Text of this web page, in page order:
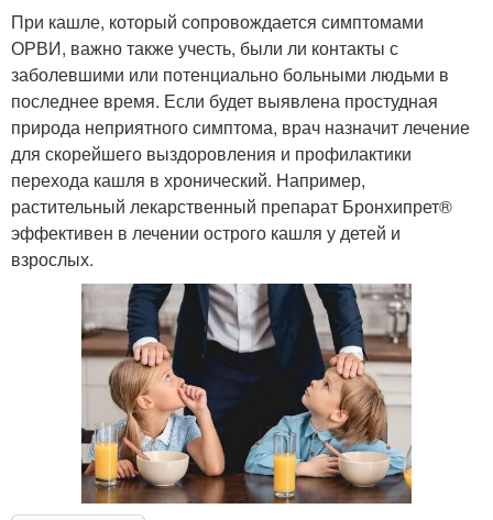
При кашле, который сопровождается симптомами
ОРВИ, важно также учесть, были ли контакты с
заболевшими или потенциально больными людьми в
последнее время. Если будет выявлена простудная
природа неприятного симптома, врач назначит лечение
для скорейшего выздоровления и профилактики
перехода кашля в хронический. Например,
растительный лекарственный препарат Бронхипрет®
эффективен в лечении острого кашля у детей и
взрослых.